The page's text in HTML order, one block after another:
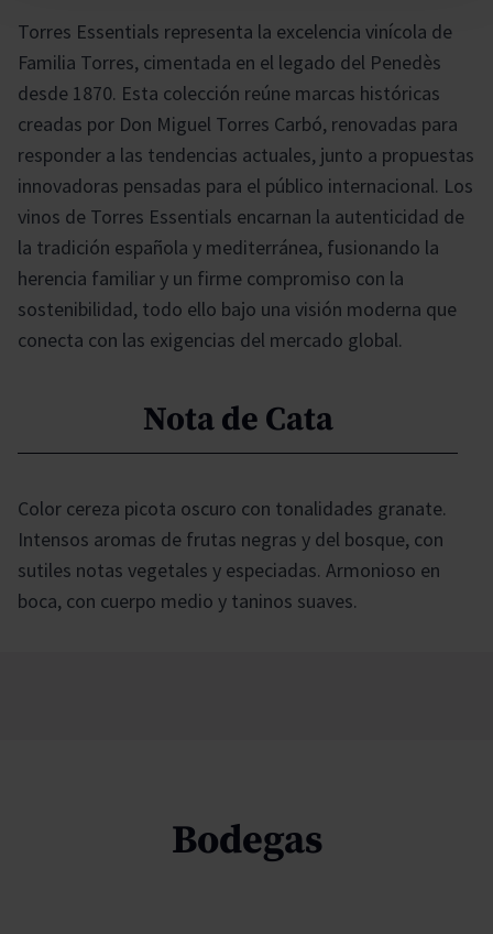
Torres Essentials representa la excelencia vinícola de
Familia Torres, cimentada en el legado del Penedès
desde 1870. Esta colección reúne marcas históricas
creadas por Don Miguel Torres Carbó, renovadas para
responder a las tendencias actuales, junto a propuestas
innovadoras pensadas para el público internacional. Los
vinos de Torres Essentials encarnan la autenticidad de
la tradición española y mediterránea, fusionando la
herencia familiar y un firme compromiso con la
sostenibilidad, todo ello bajo una visión moderna que
conecta con las exigencias del mercado global.
Nota de Cata
Color cereza picota oscuro con tonalidades granate.
Intensos aromas de frutas negras y del bosque, con
sutiles notas vegetales y especiadas. Armonioso en
boca, con cuerpo medio y taninos suaves.
Bodegas